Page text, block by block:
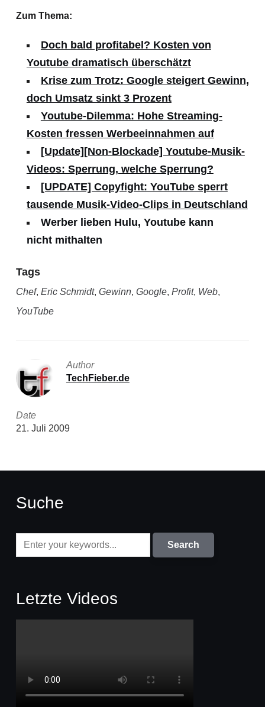
Zum Thema:
Doch bald profitabel? Kosten von
Youtube dramatisch überschätzt
Krise zum Trotz: Google steigert Gewinn,
doch Umsatz sinkt 3 Prozent
Youtube-Dilemma: Hohe Streaming-
Kosten fressen Werbeeinnahmen auf
[Update][Non-Blockade] Youtube-Musik-
Videos: Sperrung, welche Sperrung?
[UPDATE] Copyfight: YouTube sperrt
tausende Musik-Video-Clips in Deutschland
Werber lieben Hulu, Youtube kann
nicht mithalten
Tags
Chef, Eric Schmidt, Gewinn, Google, Profit, Web,
YouTube
Author
TechFieber.de
Date
21. Juli 2009
Suche
Letzte Videos